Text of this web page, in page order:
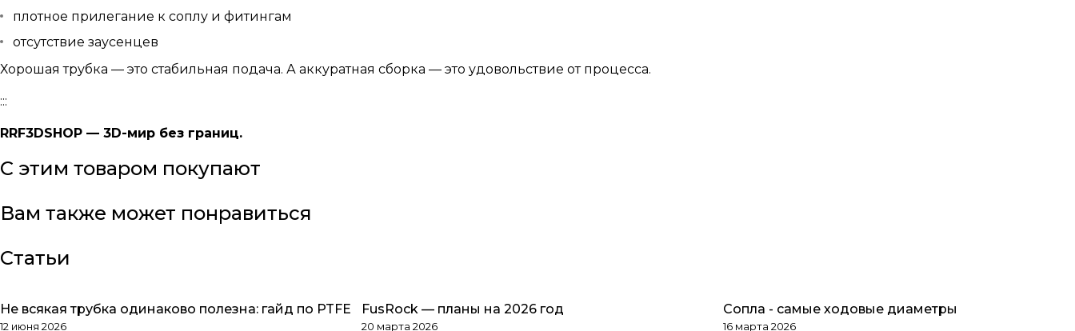
плотное прилегание к соплу и фитингам
отсутствие заусенцев
Хорошая трубка — это стабильная подача. А аккуратная сборка — это удовольствие от процесса.
:::
RRF3DSHOP — 3D-мир без границ.
С этим товаром покупают
Вам также может понравиться
Статьи
Обзоры товаров
Не всякая трубка одинаково полезна: гайд по PTFE
12 июня 2026
Обзоры товаров
FusRock — планы на 2026 год
20 марта 2026
Обзоры товаров
Сопла - самые ходовые диаметры
16 марта 2026